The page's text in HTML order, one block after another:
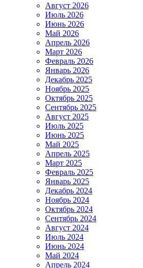
Август 2026
Июль 2026
Июнь 2026
Май 2026
Апрель 2026
Март 2026
Февраль 2026
Январь 2026
Декабрь 2025
Ноябрь 2025
Октябрь 2025
Сентябрь 2025
Август 2025
Июль 2025
Июнь 2025
Май 2025
Апрель 2025
Март 2025
Февраль 2025
Январь 2025
Декабрь 2024
Ноябрь 2024
Октябрь 2024
Сентябрь 2024
Август 2024
Июль 2024
Июнь 2024
Май 2024
Апрель 2024